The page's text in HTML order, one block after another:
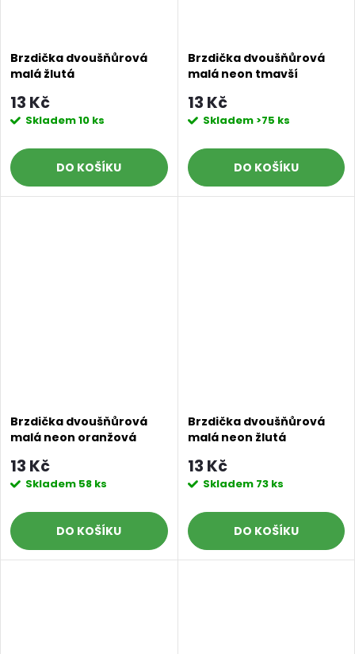
Brzdička dvoušňůrová
malá žlutá
13 Kč
Skladem10 ks
DO KOŠÍKU
Brzdička dvoušňůrová
malá neon tmavší
13 Kč
Skladem >75 ks
DO KOŠÍKU
Brzdička dvoušňůrová
malá neon oranžová
13 Kč
Skladem 58 ks
DO KOŠÍKU
Brzdička dvoušňůrová
malá neon žlutá
13 Kč
Skladem 73 ks
DO KOŠÍKU